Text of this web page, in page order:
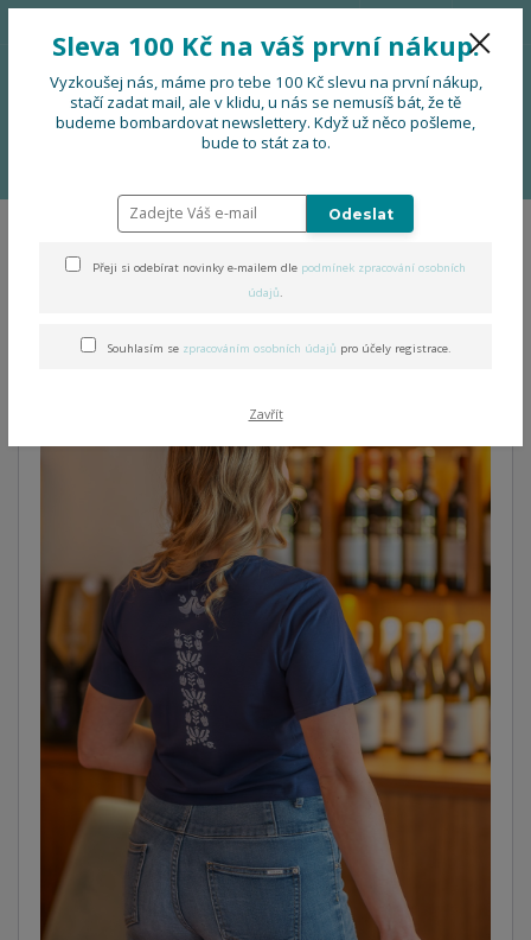
Menu
0 Kč
Folklorní Crop top
Sleva 100 Kč na váš první nákup.
Vyzkoušej nás, máme pro tebe 100 Kč slevu na první nákup,
stačí zadat mail, ale v klidu, u nás se nemusíš bát, že tě
budeme bombardovat newslettery. Když už něco pošleme,
bude to stát za to.
Odeslat
Přeji si odebírat novinky e-mailem dle podmínek zpracování osobních
údajů.
Souhlasím se zpracováním osobních údajů pro účely registrace.
Zavřít